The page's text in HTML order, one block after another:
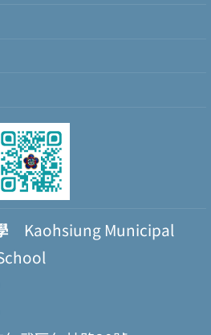
Kaohsiung Municipal